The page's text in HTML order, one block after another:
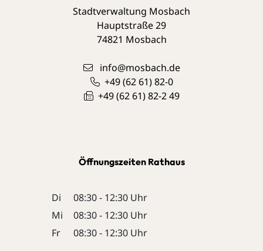
Stadtverwaltung Mosbach
Hauptstraße 29
74821 Mosbach
info@mosbach.de
+49 (62 61) 82-0
+49 (62 61) 82-2 49
Öffnungszeiten Rathaus
Di
08:30 - 12:30 Uhr
Mi
08:30 - 12:30 Uhr
Fr
08:30 - 12:30 Uhr